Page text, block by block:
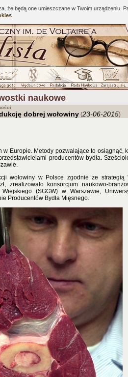
że będą one umieszczane w Twoim urządzeniu.
naukowe
dobrej wołowiny (23-06-2015)
w Europie. Metody pozwalające to osiągnąć,
producentów bydła.
wołowiny w Polsce zgodnie ze strategią
konsorcjum naukowo-
(SGGW) w Warszawie,
Producentów Bydła Mięsnego.